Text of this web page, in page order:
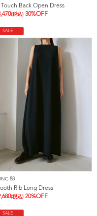
Touch Back Open Dress
(税込) 30%OFF
SALE
88
Rib Long Dress
(税込) 20%OFF
SALE